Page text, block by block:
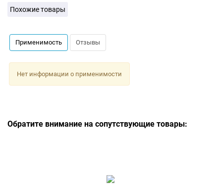
Похожие товары
Применимость Отзывы
Нет информации о применимости
Обратите внимание на сопутствующие товары: